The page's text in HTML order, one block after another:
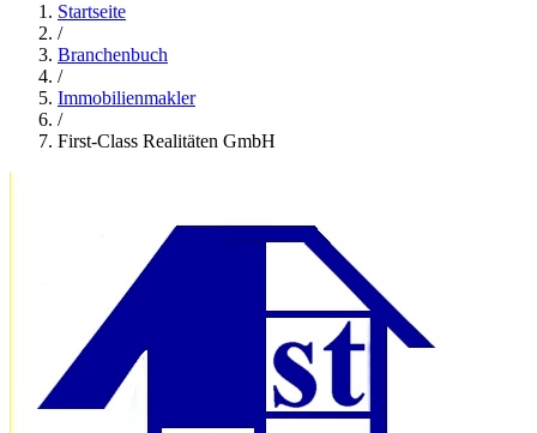
Startseite
/
Branchenbuch
/
Immobilienmakler
/
First-Class Realitäten GmbH